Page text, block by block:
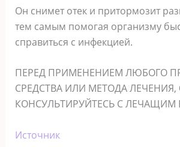
Он снимет отек и притормозит
тем самым помогая организму
справиться с инфекцией.
ПЕРЕД ПРИМЕНЕНИЕМ ЛЮБОГО
СРЕДСТВА ИЛИ МЕТОДА ЛЕЧЕНИЯ,
КОНСУЛЬТИРУЙТЕСЬ С ЛЕЧАЩИМ
Источник